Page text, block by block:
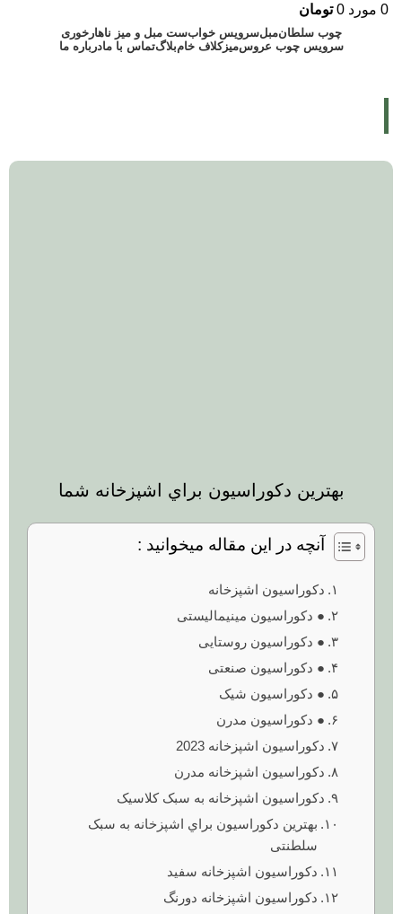
0 مورد 0 تومان
چوب سلطانمبلسرویس خوابست مبل و میز ناهارخوری
سرویس چوب عروسمیزکلاف خامبلاگتماس با مادرباره ما
بهترين دکوراسيون براي اشپزخانه شما
آنچه در این مقاله میخوانید :
دکوراسیون اشپزخانه
● دکوراسیون مینیمالیستی
● دکوراسیون روستایی
● دکوراسیون صنعتی
● دکوراسیون شیک
● دکوراسیون مدرن
دکوراسیون اشپزخانه 2023
دکوراسیون اشپزخانه مدرن
دکوراسیون اشپزخانه به سبک کلاسیک
بهترین دکوراسیون براي اشپزخانه به سبک
سلطنتی
دکوراسیون اشپزخانه سفید
دکوراسیون اشپزخانه دورنگ